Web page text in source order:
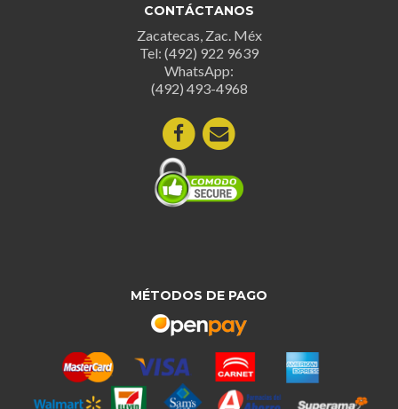
CONTÁCTANOS
Zacatecas, Zac. Méx
Tel: (492) 922 9639
WhatsApp:
(492) 493-4968
MÉTODOS DE PAGO